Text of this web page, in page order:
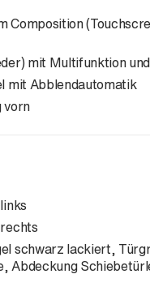
Composition
mit Multifunktion
mit Abblendautomatik
vorn
schwarz lackiert,
Abdeckung